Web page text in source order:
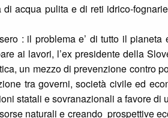
acqua pulita e di reti idrico-
: il problema e’ di tutto il
ai lavori, l’ex presidente della
un mezzo di prevenzione contro
tra governi, società civile ed
statali e sovranazionali a favore
naturali e creando prospettive